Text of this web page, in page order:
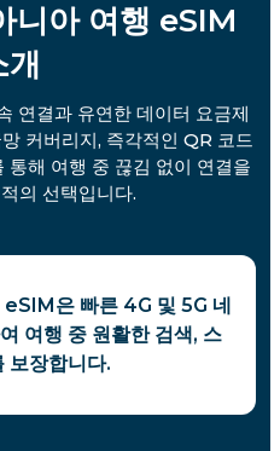
아 여행 eSIM
개
연결과 유연한 데이터 요금제
커버리지, 즉각적인 QR 코드
통해 여행 중 끊김 없이 연결을
의 선택입니다.
은 빠른 4G 및 5G 네
여행 중 원활한 검색, 스
보장합니다.